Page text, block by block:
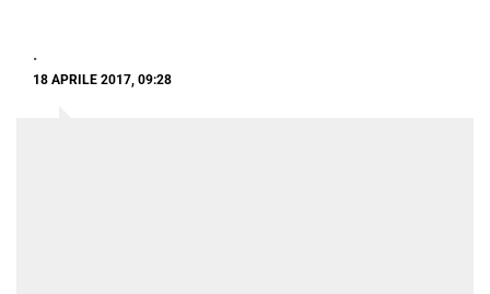
.
18 APRILE 2017, 09:28